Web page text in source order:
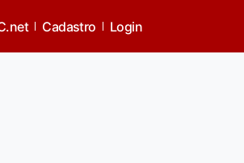
Cadastro Login